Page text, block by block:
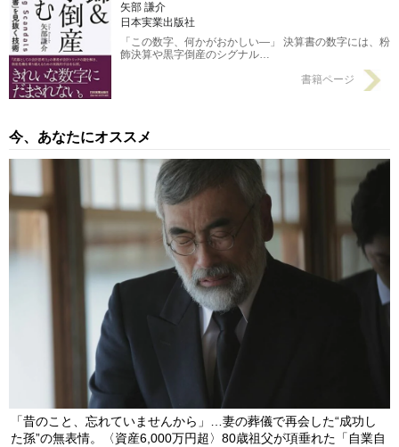
矢部 謙介
日本実業出版社
「この数字、何かがおかしい―」 決算書の数字には、粉
飾決算や黒字倒産のシグナル…
書籍ページ
今、あなたにオススメ
「昔のこと、忘れていませんから」…妻の葬儀で再会した“成功し
た孫”の無表情。〈資産6,000万円超〉80歳祖父が項垂れた「自業自